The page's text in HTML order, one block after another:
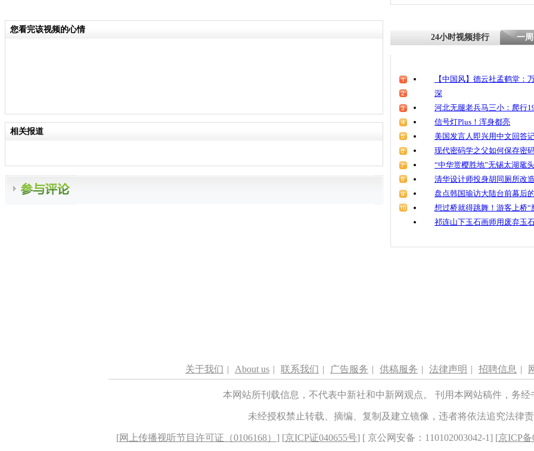
您看完该视频的心情
相关报道
24小时视频排行 一
【中国风】德云社孟鹤堂：
深
河北无腿老兵马三小：爬行
信号灯Plus！浑身都亮
美国发言人即兴用中文回答
现代密码学之父如何保存
“中华赏樱胜地”无锡太湖鼋
清华设计师投身胡同厕所改
盘点韩国瑜访大陆台前幕后
想过桥就得跳舞！游客上桥“
祁连山下玉石画师用废弃玉
关于我们 | About us | 联系我们 | 广告服务 | 供稿服务 | 法律声明 | 招聘信息 |
本网站所刊载信息，不代表中新社和中新网观点。 刊用本网站稿件，务经
未经授权禁止转载、摘编、复制及建立镜像，违者将依法追究法律
[网上传播视听节目许可证（0106168） ] [京ICP证040655号] [ 京公网安备：110102003042-1] [京ICP备